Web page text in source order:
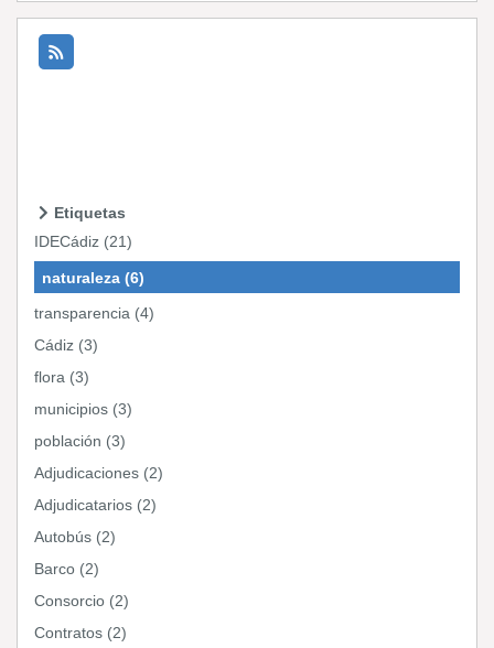
Etiquetas
IDECádiz (21)
naturaleza (6)
transparencia (4)
Cádiz (3)
flora (3)
municipios (3)
población (3)
Adjudicaciones (2)
Adjudicatarios (2)
Autobús (2)
Barco (2)
Consorcio (2)
Contratos (2)